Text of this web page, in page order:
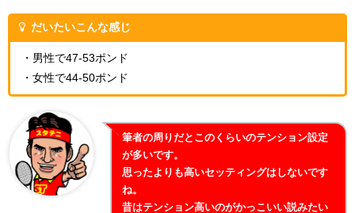
だいたいこんな感じ
・男性で47-53ポンド
・女性で44-50ポンド
筆者の周りだとこのくらいのテンション設定
が多いです。
思ったよりも高いセッティングはしないです
ね。
昔はテンション高いのがかっこいい説みたい